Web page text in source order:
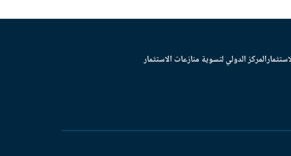
المركز الدولي لتسوية منازعات الاستثمار